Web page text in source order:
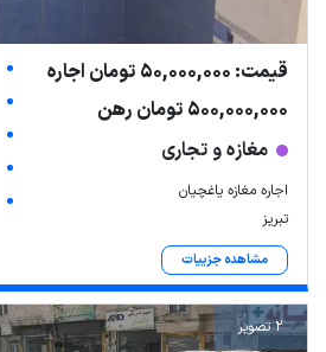
قیمت: 50,000,000 تومان اجاره
500,000,000 تومان رهن
مغازه و تجاری
اجاره مغازه یاغچیان
تبریز
مشاهده جزییات
2 تصویر